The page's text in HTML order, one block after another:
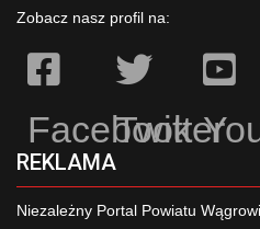
Zobacz nasz profil na:
Facebook
Twitter
REKLAMA
Niezależny Portal Powiatu